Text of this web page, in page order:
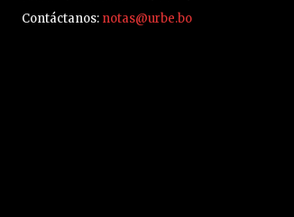
Contáctanos: notas@urbe.bo